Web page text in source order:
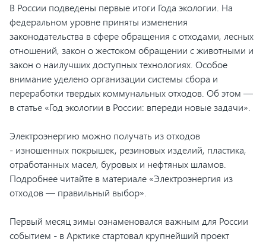
В России подведены первые итоги Года экологии. На
федеральном уровне приняты изменения
законодательства в сфере обращения с отходами, лесных
отношений, закон о жестоком обращении с животными и
закон о наилучших доступных технологиях. Особое
внимание уделено организации системы сбора и
переработки твердых коммунальных отходов. Об этом —
в статье «Год экологии в России: впереди новые задачи».
Электроэнергию можно получать из отходов
- изношенных покрышек, резиновых изделий, пластика,
отработанных масел, буровых и нефтяных шламов.
Подробнее читайте в материале «Электроэнергия из
отходов — правильный выбор».
Первый месяц зимы ознаменовался важным для России
событием - в Арктике стартовал крупнейший проект